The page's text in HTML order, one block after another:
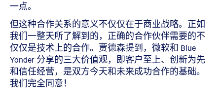
一点。
但这种合作关系的意义不仅仅在于商业战略。正如
我们一整天所了解到的，正确的合作伙伴需要的不
仅仅是技术上的合作。贾德森提到，微软和 Blue
Yonder 分享的三大价值观，即客户至上、创新为先
和信任经营，是双方今天和未来成功合作的基础。
我们完全同意！